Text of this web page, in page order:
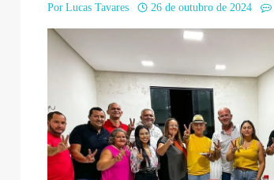
Por Lucas Tavares 26 de outubro de 2024